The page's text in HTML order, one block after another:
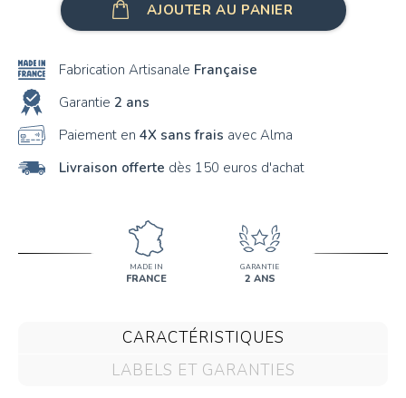
AJOUTER AU PANIER
Fabrication Artisanale Française
Garantie 2 ans
Paiement en 4X sans frais avec Alma
Livraison offerte dès 150 euros d'achat
MADE IN
FRANCE
GARANTIE
2 ANS
CARACTÉRISTIQUES
LABELS ET GARANTIES